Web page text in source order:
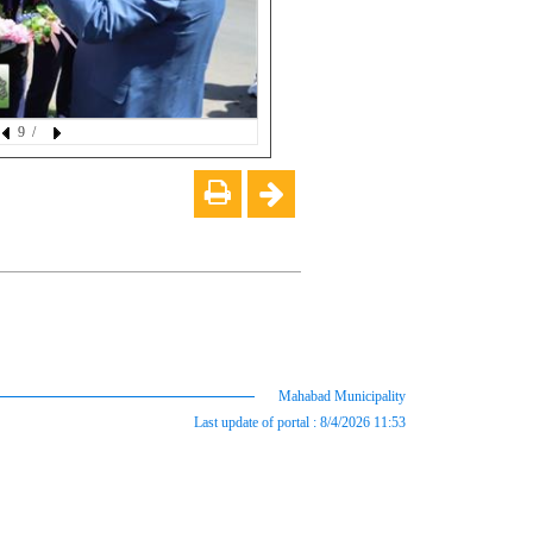
/ 9
Mahabad Municipality
Last update of portal : 8/4/2026 11:53